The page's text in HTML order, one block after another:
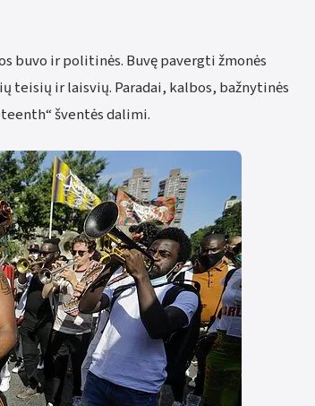
buvo ir politinės. Buvę pavergti žmonės
teisių ir laisvių. Paradai, kalbos, bažnytinės
šventės dalimi.